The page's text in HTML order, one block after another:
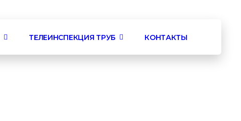
ТЕЛЕИНСПЕКЦИЯ ТРУБ КОНТАКТЫ